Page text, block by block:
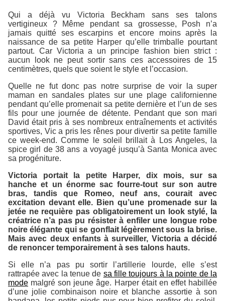
Qui a déjà vu Victoria Beckham sans ses talons
vertigineux ? Même pendant sa grossesse, Posh n’a
jamais quitté ses escarpins et encore moins après la
naissance de sa petite Harper qu’elle trimballe pourtant
partout. Car Victoria a un principe fashion bien strict :
aucun look ne peut sortir sans ces accessoires de 15
centimètres, quels que soient le style et l’occasion.
Quelle ne fut donc pas notre surprise de voir la super
maman en sandales plates sur une plage californienne
pendant qu’elle promenait sa petite dernière et l’un de ses
fils pour une journée de détente. Pendant que son mari
David était pris à ses nombreux entraînements et activités
sportives, Vic a pris les rênes pour divertir sa petite famille
ce week-end. Comme le soleil brillait à Los Angeles, la
spice girl de 38 ans a voyagé jusqu’à Santa Monica avec
sa progéniture.
Victoria portait la petite Harper, dix mois, sur sa
hanche et un énorme sac fourre-tout sur son autre
bras, tandis que Romeo, neuf ans, courait avec
excitation devant elle. Bien qu’une promenade sur la
jetée ne requière pas obligatoirement un look stylé, la
créatrice n’a pas pu résister à enfiler une longue robe
noire élégante qui se gonflait légèrement sous la brise.
Mais avec deux enfants à surveiller, Victoria a décidé
de renoncer temporairement à ses talons hauts.
Si elle n’a pas pu sortir l’artillerie lourde, elle s’est
rattrapée avec la tenue de sa fille toujours à la pointe de la
mode malgré son jeune âge. Harper était en effet habillée
d’une jolie combinaison noire et blanche assortie à son